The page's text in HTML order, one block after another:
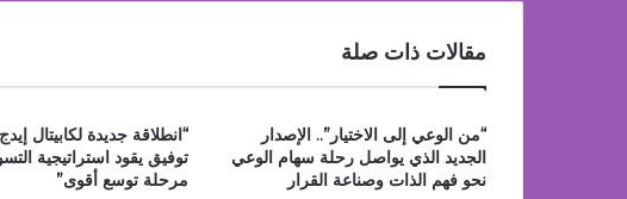
شاماس” يقدّم تجربة مسائية راقية مع قائمة جديدة مستوحاة
مقالات ذات صلة
“من الوعي إلى الاختيار”.. الإصدار
الجديد الذي يواصل رحلة سهام الوعي
نحو فهم الذات وصناعة القرار
“انطلاقة جديدة لكابيتال
توفيق يقود استراتيجية
مرحلة توسع أقوى”